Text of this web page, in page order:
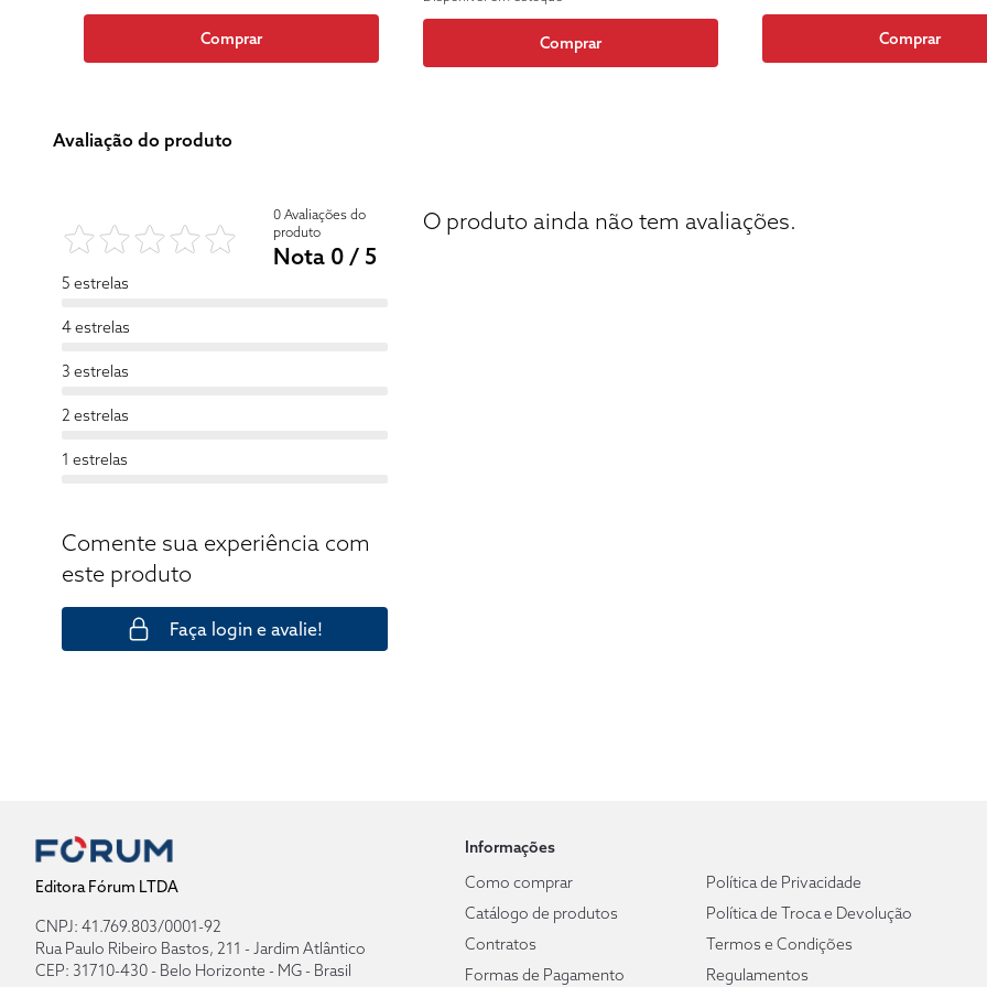
Comprar Comprar Comprar
Avaliação do produto
0 Avaliações do
produto
Nota 0 / 5
5 estrelas
4 estrelas
3 estrelas
2 estrelas
1 estrelas
Comente sua experiência com
este produto
Faça login e avalie!
O produto ainda não tem avaliações.
Editora Fórum LTDA
CNPJ: 41.769.803/0001-92
Rua Paulo Ribeiro Bastos, 211 - Jardim Atlântico
CEP: 31710-430 - Belo Horizonte - MG - Brasil
Informações
Como comprar
Catálogo de produtos
Contratos
Formas de Pagamento
Política de Privacidade
Política de Troca e Devolução
Termos e Condições
Regulamentos